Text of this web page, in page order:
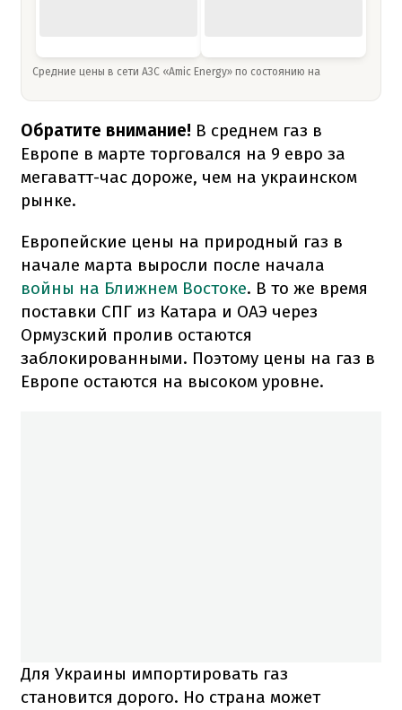
Средние цены в сети АЗС «Amic Energy» по состоянию на
Обратите внимание! В среднем газ в
Европе в марте торговался на 9 евро за
мегаватт-час дороже, чем на украинском
рынке.
Европейские цены на природный газ в
начале марта выросли после начала
войны на Ближнем Востоке. В то же время
поставки СПГ из Катара и ОАЭ через
Ормузский пролив остаются
заблокированными. Поэтому цены на газ в
Европе остаются на высоком уровне.
Для Украины импортировать газ
становится дорого. Но страна может